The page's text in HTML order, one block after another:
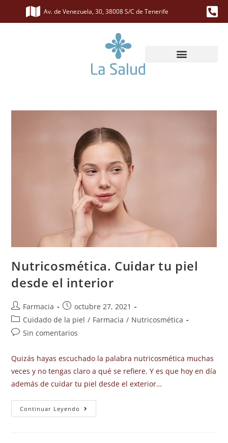
Av. de Venezuela, 30, 38008 S/C de Tenerife
Nutricosmética. Cuidar tu piel
desde el interior
Farmacia
octubre 27, 2021
Cuidado de la piel / Farmacia / Nutricosmética
Sin comentarios
Quizás hayas escuchado la palabra nutricosmética muchas
veces y no tengas claro a qué se refiere. Y es que hoy en día
además de cuidar tu piel desde el exterior…
Continuar Leyendo